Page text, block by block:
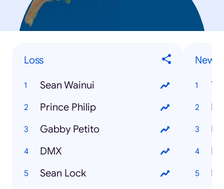
Loss
Sean Wainui
Prince Philip
Gabby Petito
DMX
Sean Lock
News